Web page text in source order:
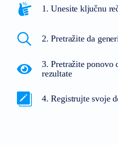
1. Unesite ključnu
2. Pretražite da
3. Pretražite ponovo
rezultate
4. Registrujte svoje